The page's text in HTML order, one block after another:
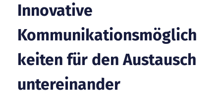
Innovative
Kommunikationsmöglich
keiten für den Austausch
untereinander